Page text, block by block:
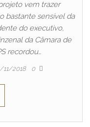
vem trazer
bastante sensível da
do executivo,
da Câmara de
recordou…
11/2018 0